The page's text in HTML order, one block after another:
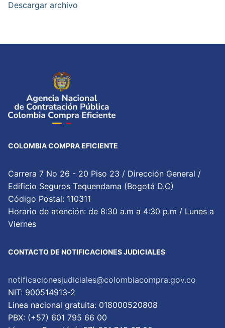
Descargar archivo
COLOMBIA COMPRA EFICIENTE
Carrera 7 No 26 - 20 Piso 23 / Dirección General /
Edificio Seguros Tequendama (Bogotá D.C)
Código Postal: 110311
Horario de atención: de 8:30 a.m a 4:30 p.m / Lunes a
Viernes
CONTACTO DE NOTIFICACIONES JUDICIALES
notificacionesjudiciales@colombiacompra.gov.co
NIT: 900514913-2
Linea nacional gratuita: 018000520808
PBX: (+57) 601 795 66 00